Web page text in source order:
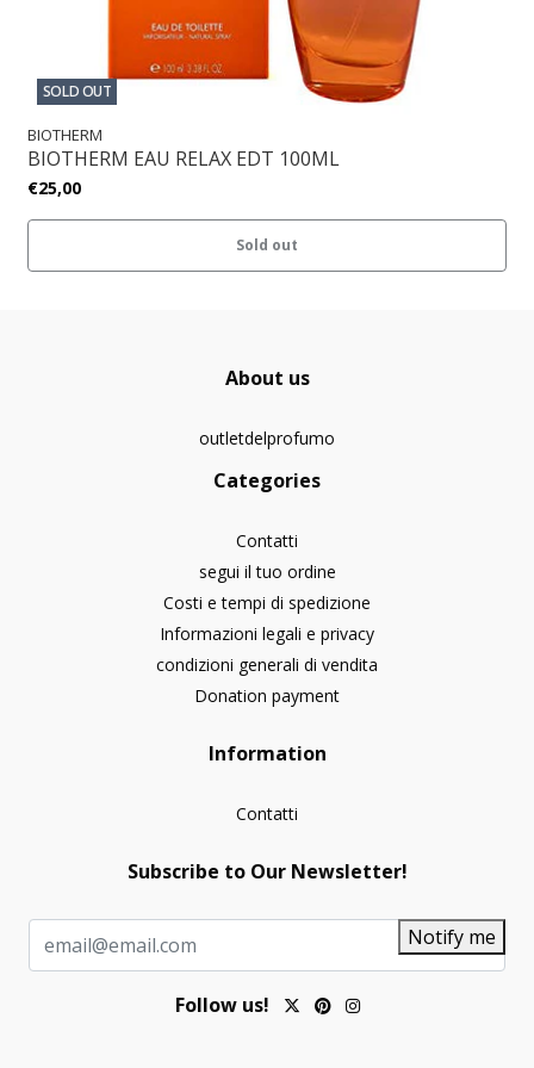
SOLD OUT
BIOTHERM
BIOTHERM EAU RELAX EDT 100ML
€25,00
Sold out
About us
outletdelprofumo
Categories
Contatti
segui il tuo ordine
Costi e tempi di spedizione
Informazioni legali e privacy
condizioni generali di vendita
Donation payment
Information
Contatti
Subscribe to Our Newsletter!
Notify me
Follow us!